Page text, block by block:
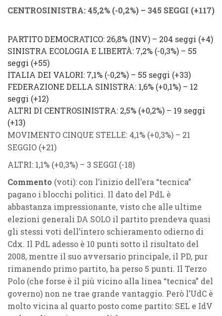
CENTROSINISTRA: 45,2% (-0,2%) – 345 SEGGI (+117)
PARTITO DEMOCRATICO: 26,8% (INV) – 204 seggi (+4)
SINISTRA ECOLOGIA E LIBERTÀ: 7,2% (-0,3%) – 55
seggi (+55)
ITALIA DEI VALORI: 7,1% (-0,2%) – 55 seggi (+33)
FEDERAZIONE DELLA SINISTRA: 1,6% (+0,1%) – 12
seggi (+12)
ALTRI DI CENTROSINISTRA: 2,5% (+0,2%) – 19 seggi
(+13)
MOVIMENTO CINQUE STELLE: 4,1% (+0,3%) – 21
SEGGIO (+21)
ALTRI: 1,1% (+0,3%) – 3 SEGGI (-18)
Commento (voti): con l’inizio dell’era “tecnica”
pagano i blocchi politici. Il dato del PdL è
abbastanza impressionante, visto che alle ultime
elezioni generali DA SOLO il partito prendeva quasi
gli stessi voti dell’intero schieramento odierno di
Cdx. Il PdL adesso è 10 punti sotto il risultato del
2008, mentre il suo avversario principale, il PD, pur
rimanendo primo partito, ha perso 5 punti. Il Terzo
Polo (che forse è il più vicino alla linea “tecnica” del
governo) non ne trae grande vantaggio. Però l’UdC è
molto vicina al quarto posto come partito: SEL e IdV